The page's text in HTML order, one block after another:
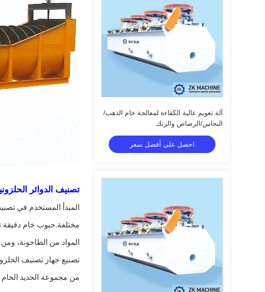
آلة تعويم عالية الكفاءة لمعالجة خام الذهب/
النحاس/الرصاص والزنك
احصل على أفضل سعر
تصنيف الدوائر
المبدأ المستخدم في
مختلفة.حبوب خام دقيقة
المواد من الطاحونة،
تصنيع جهاز تصنيف
من مجموعة الحديد الخام